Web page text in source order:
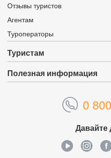
Отзывы туристов
Агентам
Туроператоры
Туристам
Полезная информация
0
Давайте